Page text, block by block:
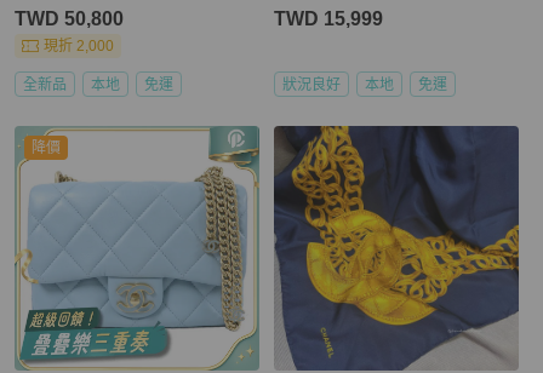
TWD 50,800
現折 2,000
全新品 本地 免運
TWD 15,999
狀況良好 本地 免運
降價